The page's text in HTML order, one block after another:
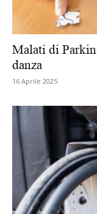
Malati di
danza
16 Aprile 2025